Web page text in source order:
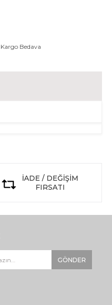
Kargo Bedava
İADE / DEĞİŞİM
FIRSATI
GÖNDER